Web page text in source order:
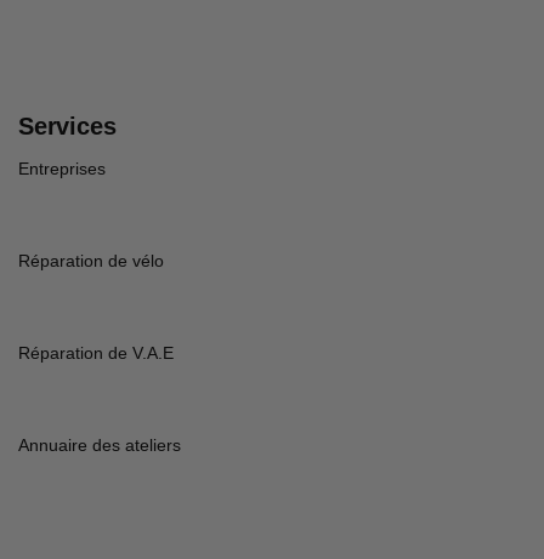
Services
Entreprises
Réparation de vélo
Réparation de V.A.E
Annuaire des ateliers